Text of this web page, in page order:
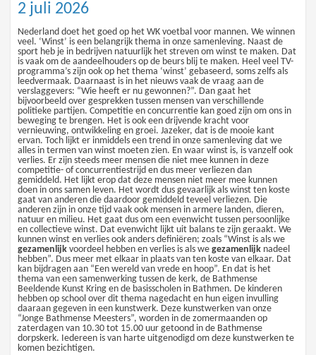
2 juli 2026
Nederland doet het goed op het WK voetbal voor mannen. We winnen
veel. ‘Winst’ is een belangrijk thema in onze samenleving. Naast de
sport heb je in bedrijven natuurlijk het streven om winst te maken. Dat
is vaak om de aandeelhouders op de beurs blij te maken. Heel veel TV-
programma’s zijn ook op het thema ‘winst’ gebaseerd, soms zelfs als
leedvermaak. Daarnaast is in het nieuws vaak de vraag aan de
verslaggevers: “Wie heeft er nu gewonnen?”. Dan gaat het
bijvoorbeeld over gesprekken tussen mensen van verschillende
politieke partijen. Competitie en concurrentie kan goed zijn om ons in
beweging te brengen. Het is ook een drijvende kracht voor
vernieuwing, ontwikkeling en groei. Jazeker, dat is de mooie kant
ervan. Toch lijkt er inmiddels een trend in onze samenleving dat we
alles in termen van winst moeten zien. En waar winst is, is vanzelf ook
verlies. Er zijn steeds meer mensen die niet mee kunnen in deze
competitie- of concurrentiestrijd en dus meer verliezen dan
gemiddeld. Het lijkt erop dat deze mensen niet meer mee kunnen
doen in ons samen leven. Het wordt dus gevaarlijk als winst ten koste
gaat van anderen die daardoor gemiddeld teveel verliezen. Die
anderen zijn in onze tijd vaak ook mensen in armere landen, dieren,
natuur en milieu. Het gaat dus om een evenwicht tussen persoonlijke
en collectieve winst. Dat evenwicht lijkt uit balans te zijn geraakt. We
kunnen winst en verlies ook anders definiëren; zoals “Winst is als we
gezamenlijk voordeel hebben en verlies is als wegezamenlijk nadeel
hebben”. Dus meer met elkaar in plaats van ten koste van elkaar. Dat
kan bijdragen aan “Een wereld van vrede en hoop”. En dat is het
thema van een samenwerking tussen de kerk, de Bathmense
Beeldende Kunst Kring en de basisscholen in Bathmen. De kinderen
hebben op school over dit thema nagedacht en hun eigen invulling
daaraan gegeven in een kunstwerk. Deze kunstwerken van onze
“Jonge Bathmense Meesters”, worden in de zomermaanden op
zaterdagen van 10.30 tot 15.00 uur getoond in de Bathmense
dorpskerk. Iedereen is van harte uitgenodigd om deze kunstwerken te
komen bezichtigen.